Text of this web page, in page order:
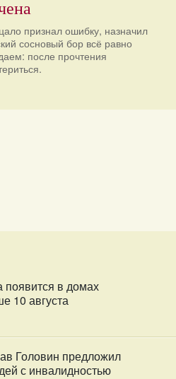
признал ошибку, назначил
сосновый бор всё равно
после прочтения
появится в домах
10 августа
Головин предложил
с инвалидностью